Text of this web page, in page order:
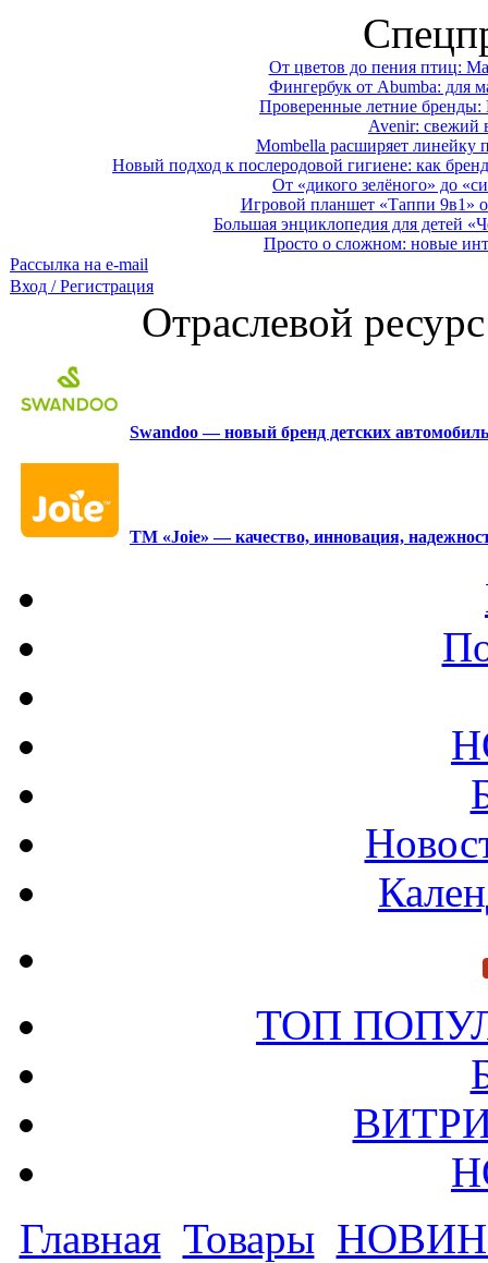
От цветов до пения птиц:
Фингербук от Abumba: для
Проверенные летние
Avenir: свежий
Mombella расширяет линейку
Новый подход к послеродовой гигиене: как
От «дикого зелёного» до
Игровой планшет «Таппи 9в1»
Большая энциклопедия для детей
Просто о сложном: новые
Рассылка на e-mail
Вход / Регистрация
Отраслевой
Swandoo — новый бренд детских
ТМ «Joie» — качество, инновация,
ТОП
Главная Товары